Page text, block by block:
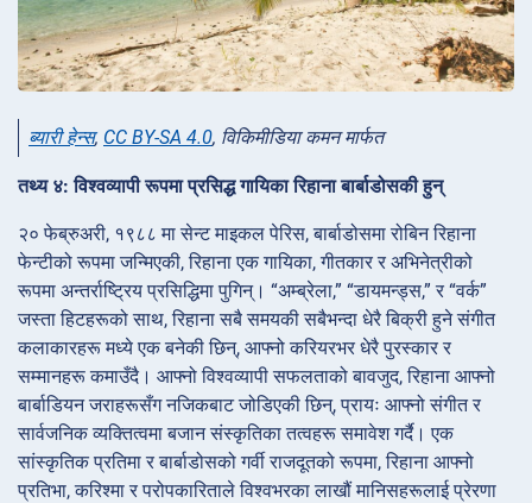
ब्यारी हेन्स, CC BY-SA 4.0, विकिमीडिया कमन मार्फत
तथ्य ४: विश्वव्यापी रूपमा प्रसिद्ध गायिका रिहाना बार्बाडोसकी हुन्
२० फेब्रुअरी, १९८८ मा सेन्ट माइकल पेरिस, बार्बाडोसमा रोबिन रिहाना
फेन्टीको रूपमा जन्मिएकी, रिहाना एक गायिका, गीतकार र अभिनेत्रीको
रूपमा अन्तर्राष्ट्रिय प्रसिद्धिमा पुगिन्। “अम्ब्रेला,” “डायमन्ड्स,” र “वर्क”
जस्ता हिटहरूको साथ, रिहाना सबै समयकी सबैभन्दा धेरै बिक्री हुने संगीत
कलाकारहरू मध्ये एक बनेकी छिन्, आफ्नो करियरभर धेरै पुरस्कार र
सम्मानहरू कमाउँदै। आफ्नो विश्वव्यापी सफलताको बावजुद, रिहाना आफ्नो
बार्बाडियन जराहरूसँग नजिकबाट जोडिएकी छिन्, प्रायः आफ्नो संगीत र
सार्वजनिक व्यक्तित्वमा बजान संस्कृतिका तत्वहरू समावेश गर्दै। एक
सांस्कृतिक प्रतिमा र बार्बाडोसको गर्वी राजदूतको रूपमा, रिहाना आफ्नो
प्रतिभा, करिश्मा र परोपकारिताले विश्वभरका लाखौं मानिसहरूलाई प्रेरणा